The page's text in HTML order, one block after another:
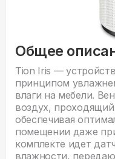
Общее
Tion Iris —
принципом
влаги на мебели.
воздух,
обеспечивая
помещении даже
комплекте идет
влажности,